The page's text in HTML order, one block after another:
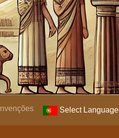
Invenções Select Language